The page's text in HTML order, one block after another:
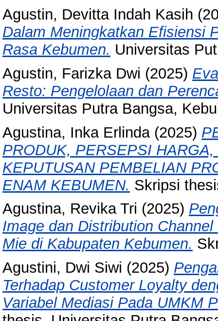
Agustin, Devitta Indah Kasih
Dalam Meningkatkan Efisiensi
Rasa Kebumen. Universitas
Agustin, Farizka Dwi (2025)
Resto: Pengelolaan dan
Universitas Putra Bangsa,
Agustina, Inka Erlinda(2025)
PRODUK, PERSEPSI
KEPUTUSAN PEMBELIAN
ENAM KEBUMEN. Skripsi
Agustina, Revika Tri (2025)
Image dan Distribution
Mie di Kabupaten Kebumen.
Agustini, Dwi Siwi (2025)
Terhadap Customer Loyalty
Variabel Mediasi Pada UMKM